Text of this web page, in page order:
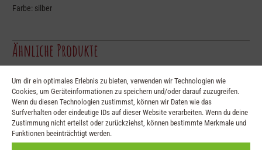
Um dir ein optimales Erlebnis zu bieten, verwenden wir Technologien wie
Cookies, um Geräteinformationen zu speichern und/oder darauf zuzugreifen.
Wenn du diesen Technologien zustimmst, können wir Daten wie das
Surfverhalten oder eindeutige IDs auf dieser Website verarbeiten. Wenn du deine
Zustimmung nicht erteilst oder zurückziehst, können bestimmte Merkmale und
Funktionen beeinträchtigt werden.
Farbe: silber
Ähnliche Produkte